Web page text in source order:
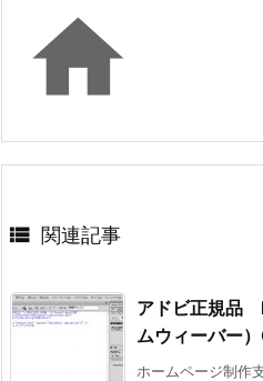

 関連記事
アドビ正規品
ムウィーバー
ホームページ制作